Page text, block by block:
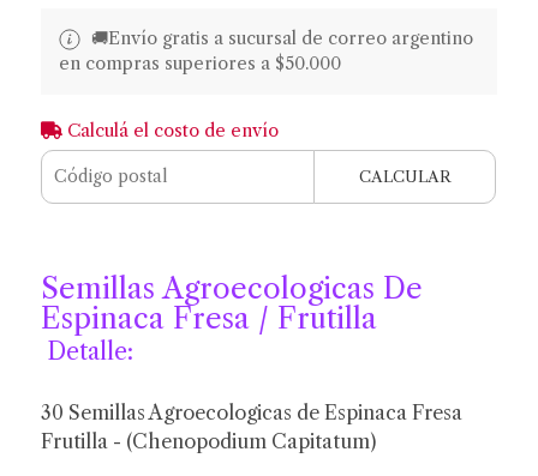
🚚​​Envío gratis a sucursal de correo argentino
en compras superiores a $50.000
Calculá el costo de envío
CALCULAR
Semillas Agroecologicas De
Espinaca Fresa / Frutilla
Detalle:
30 Semillas Agroecologicas de Espinaca Fresa
Frutilla - (Chenopodium Capitatum)